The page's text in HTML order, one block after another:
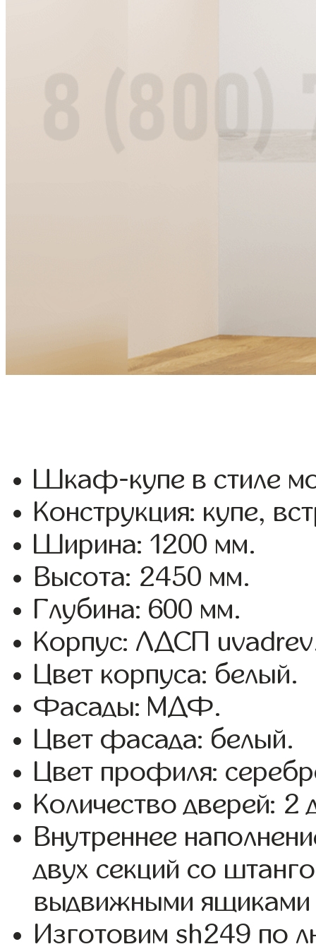
Шкаф-купе в стиле
Конструкция: купе,
Ширина: 1200 мм.
Высота: 2450 мм.
Глубина: 600 мм.
Корпус: ЛДСП
Цвет корпуса: белый.
Фасады: МДФ.
Цвет фасада: белый.
Цвет профиля:
Количество дверей: 2
Внутреннее
двух секций со
выдвижными ящиками
Изготовим sh249 по